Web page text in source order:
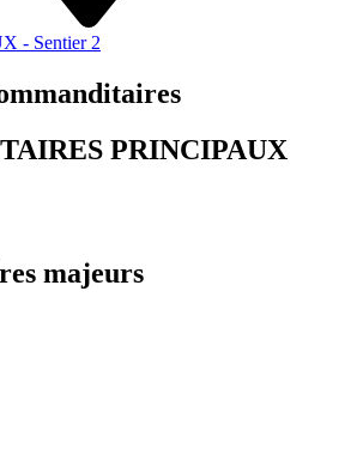
- Sentier 2
PRINCIPAUX
majeurs